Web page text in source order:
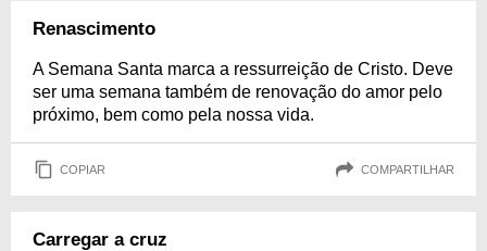
Renascimento
A Semana Santa marca a ressurreição de Cristo. Deve
ser uma semana também de renovação do amor pelo
próximo, bem como pela nossa vida.
COPIAR COMPARTILHAR
Carregar a cruz